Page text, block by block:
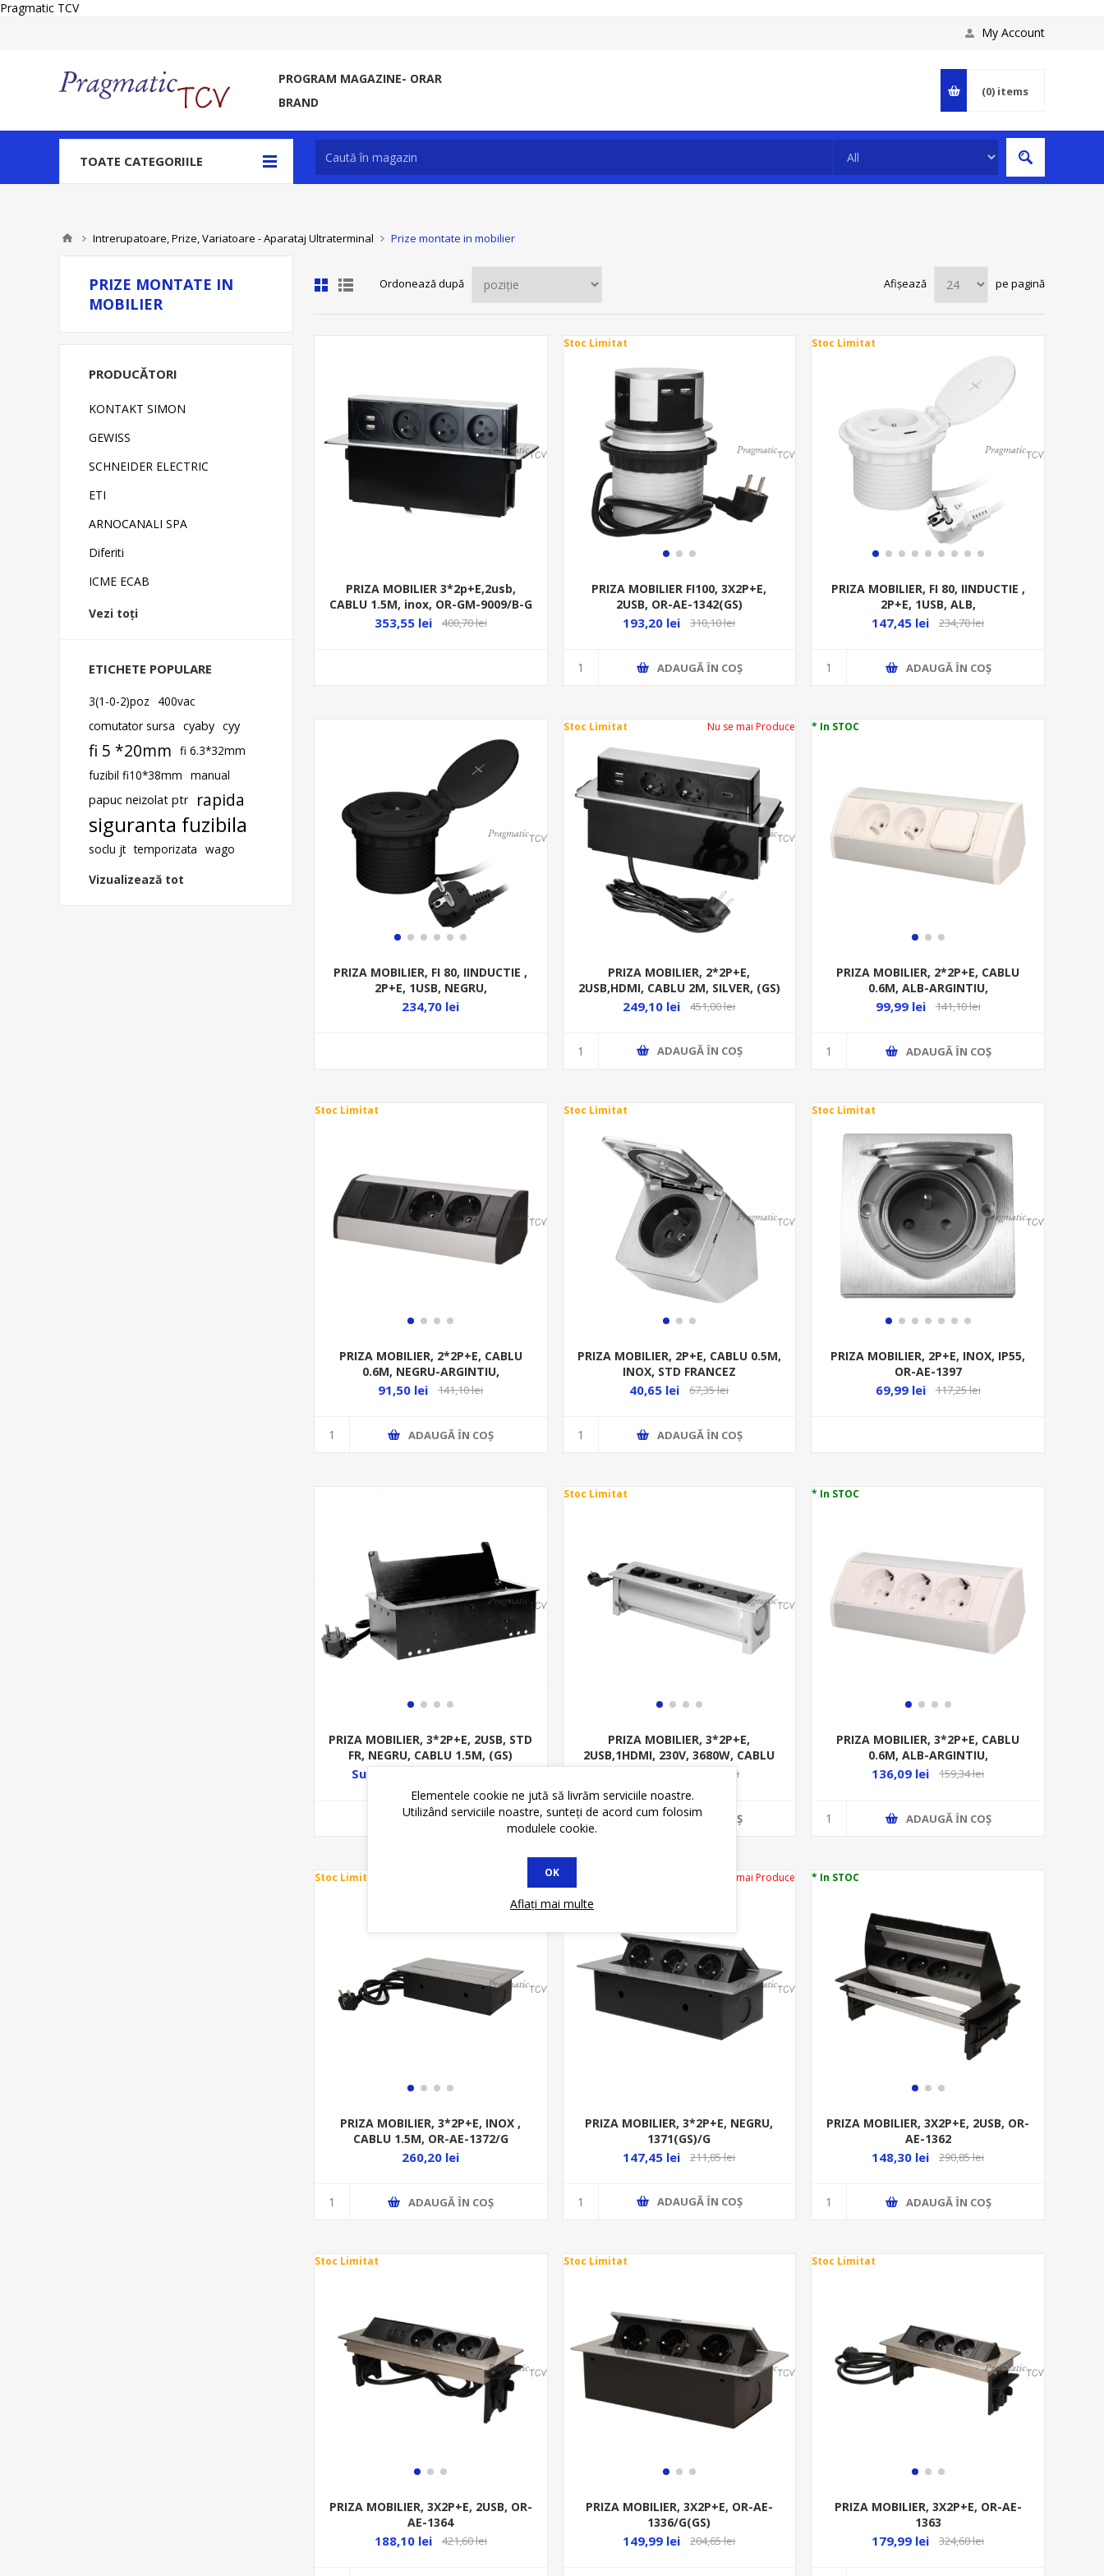
Pragmatic TCV
My Account
PROGRAM MAGAZINE- ORAR
BRAND
(0) items
TOATE CATEGORIILE
Intrerupatoare, Prize, Variatoare - Aparataj Ultraterminal Prize montate in mobilier
Ordonează după Afișează pe pagină
PRIZA MOBILIER 3*2p+E,2usb,
CABLU 1.5M, inox, OR-GM-9009/B-G
353,55 lei 400,70 lei
Stoc Limitat
PRIZA MOBILIER FI100, 3X2P+E,
2USB, OR-AE-1342(GS)
193,20 lei 310,10 lei
ADAUGĂ ȊN COŞ
Stoc Limitat
PRIZA MOBILIER, FI 80, IINDUCTIE ,
2P+E, 1USB, ALB,
147,45 lei 234,70 lei
ADAUGĂ ȊN COŞ
PRIZA MOBILIER, FI 80, IINDUCTIE ,
2P+E, 1USB, NEGRU,
234,70 lei
Stoc Limitat Nu se mai Produce
PRIZA MOBILIER, 2*2P+E,
2USB,HDMI, CABLU 2M, SILVER, (GS)
249,10 lei 451,00 lei
ADAUGĂ ȊN COŞ
* In STOC
PRIZA MOBILIER, 2*2P+E, CABLU
0.6M, ALB-ARGINTIU,
99,99 lei 141,10 lei
ADAUGĂ ȊN COŞ
Stoc Limitat
PRIZA MOBILIER, 2*2P+E, CABLU
0.6M, NEGRU-ARGINTIU,
91,50 lei 141,10 lei
ADAUGĂ ȊN COŞ
Stoc Limitat
PRIZA MOBILIER, 2P+E, CABLU 0.5M,
INOX, STD FRANCEZ
40,65 lei 67,35 lei
ADAUGĂ ȊN COŞ
Stoc Limitat
PRIZA MOBILIER, 2P+E, INOX, IP55,
OR-AE-1397
69,99 lei 117,25 lei
PRIZA MOBILIER, 3*2P+E, 2USB, STD
FR, NEGRU, CABLU 1.5M, (GS)
Sunați pentru preț şi stoc
Stoc Limitat
PRIZA MOBILIER, 3*2P+E,
2USB,1HDMI, 230V, 3680W, CABLU
0.5 M, ARGINTIU,(GS)
1.145,55 lei
ADAUGĂ ȊN COŞ
* In STOC
PRIZA MOBILIER, 3*2P+E, CABLU
0.6M, ALB-ARGINTIU,
136,09 lei 159,34 lei
ADAUGĂ ȊN COŞ
Stoc Limitat
PRIZA MOBILIER, 3*2P+E, INOX ,
CABLU 1.5M, OR-AE-1372/G
260,20 lei
ADAUGĂ ȊN COŞ
Nu se mai Produce
PRIZA MOBILIER, 3*2P+E, NEGRU,
1371(GS)/G
147,45 lei 211,85 lei
ADAUGĂ ȊN COŞ
* In STOC
PRIZA MOBILIER, 3X2P+E, 2USB, OR-
AE-1362
148,30 lei 290,85 lei
ADAUGĂ ȊN COŞ
Stoc Limitat
PRIZA MOBILIER, 3X2P+E, 2USB, OR-
AE-1364
188,10 lei 421,60 lei
Stoc Limitat
PRIZA MOBILIER, 3X2P+E, OR-AE-
1336/G(GS)
149,99 lei 204,65 lei
Stoc Limitat
PRIZA MOBILIER, 3X2P+E, OR-AE-
1363
179,99 lei 324,60 lei
PRIZE MONTATE IN
MOBILIER
PRODUCĂTORI
KONTAKT SIMON
GEWISS
SCHNEIDER ELECTRIC
ETI
ARNOCANALI SPA
Diferiti
ICME ECAB
Vezi toți
ETICHETE POPULARE
3(1-0-2)poz
400vac
comutator sursa cyaby cyy
fi 5 *20mm fi 6.3*32mm
fuzibil fi10*38mm manual
papuc neizolat ptr
rapida
siguranta fuzibila
soclu jt temporizata wago
Vizualizează tot
Elementele cookie ne jută să livrăm serviciile noastre.
Utilizând serviciile noastre, sunteți de acord cum folosim
modulele cookie.
OK
Aflați mai multe